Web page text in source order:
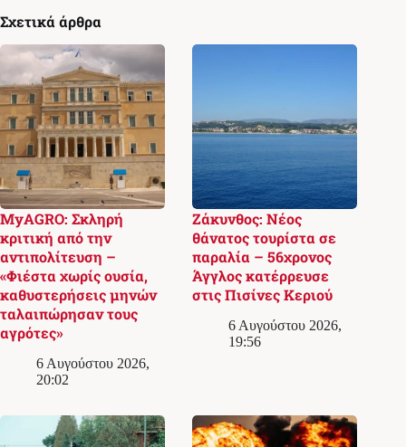
Σχετικά άρθρα
MyAGRO: Σκληρή
κριτική από την
αντιπολίτευση –
«Φιέστα χωρίς ουσία,
καθυστερήσεις μηνών
ταλαιπώρησαν τους
αγρότες»
6 Αυγούστου 2026,
20:02
Ζάκυνθος: Νέος
θάνατος τουρίστα σε
παραλία – 56χρονος
Άγγλος κατέρρευσε
στις Πισίνες Κεριού
6 Αυγούστου 2026,
19:56